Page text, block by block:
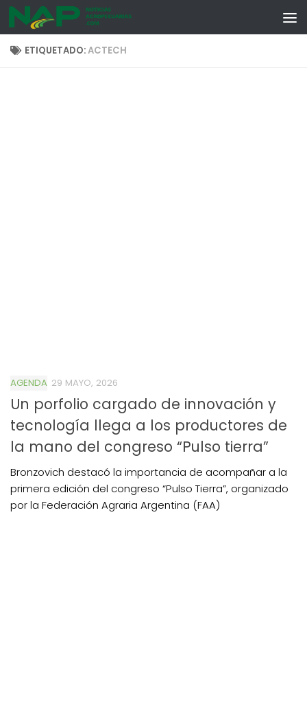
Skip to content
ETIQUETADO:ACTECH
AGENDA 29 MAYO, 2026
Un porfolio cargado de innovación y
tecnología llega a los productores de
la mano del congreso “Pulso tierra”
Bronzovich destacó la importancia de acompañar a la
primera edición del congreso “Pulso Tierra”, organizado
por la Federación Agraria Argentina (FAA)